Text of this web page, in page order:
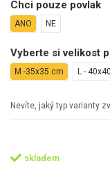
Chci pouze povlak
ANO NE
Vyberte si velikost
M -35x35 cm L -
Nevíte, jaký typ varianty
skladem